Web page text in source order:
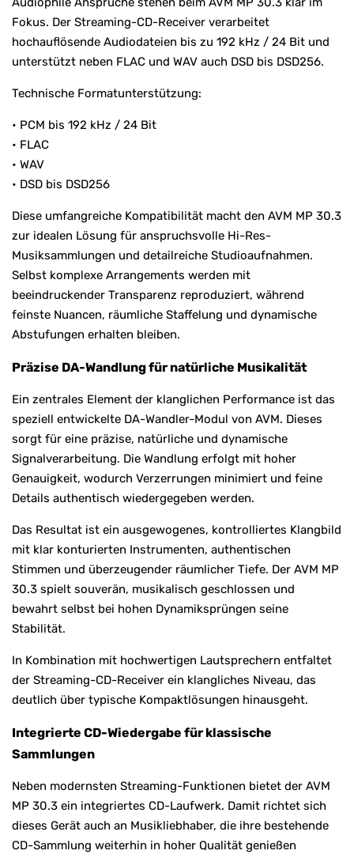
Fokus. Der Streaming-CD-Receiver verarbeitet
hochauflösende Audiodateien bis zu 192 kHz / 24 Bit und
unterstützt neben FLAC und WAV auch DSD bis DSD256.
Technische Formatunterstützung:
• PCM bis 192 kHz / 24 Bit
• FLAC
• WAV
• DSD bis DSD256
Diese umfangreiche Kompatibilität macht den AVM MP 30.3
zur idealen Lösung für anspruchsvolle Hi-Res-
Musiksammlungen und detailreiche Studioaufnahmen.
Selbst komplexe Arrangements werden mit
beeindruckender Transparenz reproduziert, während
feinste Nuancen, räumliche Staffelung und dynamische
Abstufungen erhalten bleiben.
Präzise DA-Wandlung für natürliche Musikalität
Ein zentrales Element der klanglichen Performance ist das
speziell entwickelte DA-Wandler-Modul von AVM. Dieses
sorgt für eine präzise, natürliche und dynamische
Signalverarbeitung. Die Wandlung erfolgt mit hoher
Genauigkeit, wodurch Verzerrungen minimiert und feine
Details authentisch wiedergegeben werden.
Das Resultat ist ein ausgewogenes, kontrolliertes Klangbild
mit klar konturierten Instrumenten, authentischen
Stimmen und überzeugender räumlicher Tiefe. Der AVM MP
30.3 spielt souverän, musikalisch geschlossen und
bewahrt selbst bei hohen Dynamiksprüngen seine
Stabilität.
In Kombination mit hochwertigen Lautsprechern entfaltet
der Streaming-CD-Receiver ein klangliches Niveau, das
deutlich über typische Kompaktlösungen hinausgeht.
Integrierte CD-Wiedergabe für klassische
Sammlungen
Neben modernsten Streaming-Funktionen bietet der AVM
MP 30.3 ein integriertes CD-Laufwerk. Damit richtet sich
dieses Gerät auch an Musikliebhaber, die ihre bestehende
CD-Sammlung weiterhin in hoher Qualität genießen